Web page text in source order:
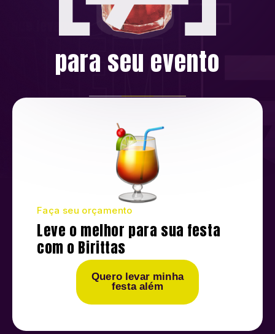
para seu evento
Faça seu orçamento
Leve o melhor para sua festa
com o Birittas
Quero levar minha
festa além